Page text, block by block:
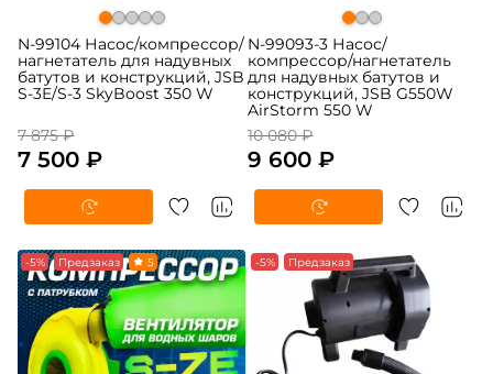
N-99104 Насос/компрессор/
нагнетатель для надувных
батутов и конструкций, JSB
S-3E/S-3 SkyBoost 350 W
7 875 ₽
7 500 ₽
N-99093-3 Насос/
компрессор/нагнетатель
для надувных батутов и
конструкций, JSB G550W
AirStorm 550 W
10 080 ₽
9 600 ₽
-5% Предзаказ 5 -5% Предзаказ